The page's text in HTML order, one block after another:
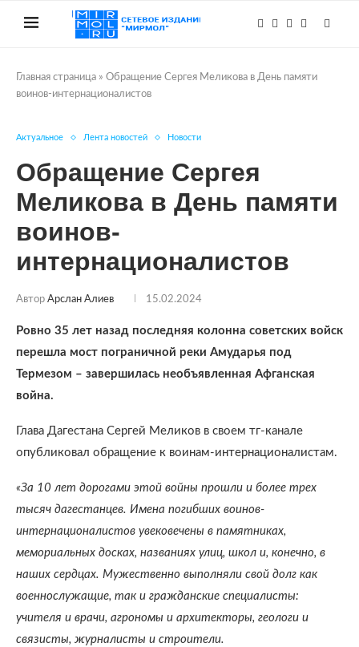
Главная страница » Обращение Сергея Меликова в День памяти
воинов-интернационалистов
Актуальное Лента новостей Новости
Обращение Сергея
Меликова в День памяти
воинов-
интернационалистов
Автор Арслан Алиев 15.02.2024
Ровно 35 лет назад последняя колонна советских войск
перешла мост пограничной реки Амударья под
Термезом – завершилась необъявленная Афганская
война.
Глава Дагестана Сергей Меликов в своем тг-канале
опубликовал обращение к воинам-интернационалистам.
«За 10 лет дорогами этой войны прошли и более трех
тысяч дагестанцев. Имена погибших воинов-
интернационалистов увековечены в памятниках,
мемориальных досках, названиях улиц, школ и, конечно, в
наших сердцах. Мужественно выполняли свой долг как
военнослужащие, так и гражданские специалисты:
учителя и врачи, агрономы и архитекторы, геологи и
связисты, журналисты и строители.